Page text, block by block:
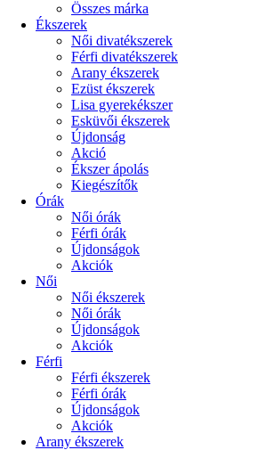
Összes márka
Ékszerek
Női divatékszerek
Férfi divatékszerek
Arany ékszerek
Ezüst ékszerek
Lisa gyerekékszer
Esküvői ékszerek
Újdonság
Akció
Ékszer ápolás
Kiegészítők
Órák
Női órák
Férfi órák
Újdonságok
Akciók
Női
Női ékszerek
Női órák
Újdonságok
Akciók
Férfi
Férfi ékszerek
Férfi órák
Újdonságok
Akciók
Arany ékszerek